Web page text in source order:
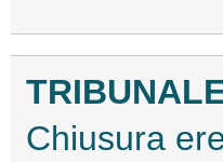
Chiusura